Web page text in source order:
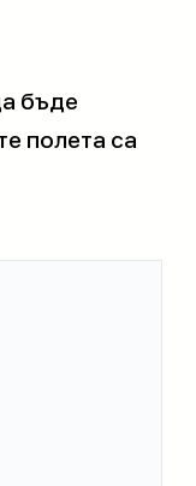
бъде
полета са